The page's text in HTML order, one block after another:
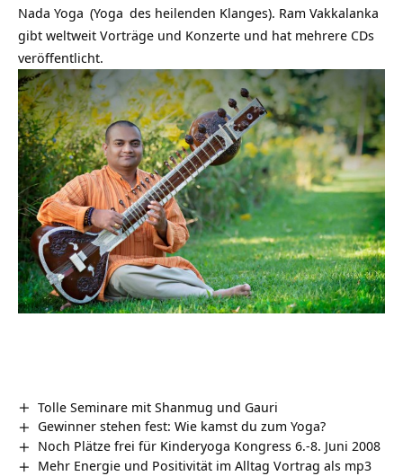
Nada Yoga (Yoga des heilenden Klanges). Ram Vakkalanka
gibt weltweit Vorträge und Konzerte und hat mehrere CDs
veröffentlicht.
Tolle Seminare mit Shanmug und Gauri
Gewinner stehen fest: Wie kamst du zum Yoga?
Noch Plätze frei für Kinderyoga Kongress 6.-8. Juni 2008
Mehr Energie und Positivität im Alltag Vortrag als mp3